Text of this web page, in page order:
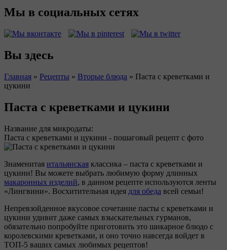
Мы в социальных сетях
Вы здесь
Главная » Рецепты » Вторые блюда » Паста с креветками и
цукини
Паста с креветками и цукини
Название для микродаты:
Паста с креветками и цукини - пошаговый рецепт с фото
Знаменитая итальянская классика – паста с креветками и
цукини! Вы можете выбрать любимую форму длинных
макаронных изделий, в данном рецепте используются ленты
«Лингвини». Восхитительная идея для обеда всей семьи!
Непревзойденное вкусовое сочетание пасты с креветками и
цукини удивит даже самых взыскательных гурманов,
обязательно попробуйте приготовить это шикарное блюдо с
королевскими креветками, и оно точно навсегда войдет в
ТОП-5 ваших самых любимых рецептов!